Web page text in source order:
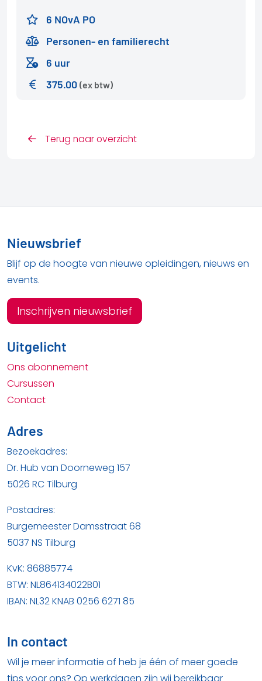
6 NOvA PO
Personen- en familierecht
6 uur
375.00 (ex btw)
Terug naar overzicht
Nieuwsbrief
Blijf op de hoogte van nieuwe opleidingen, nieuws en
events.
Inschrijven nieuwsbrief
Uitgelicht
Ons abonnement
Cursussen
Contact
Adres
Bezoekadres:
Dr. Hub van Doorneweg 157
5026 RC Tilburg
Postadres:
Burgemeester Damsstraat 68
5037 NS Tilburg
KvK: 86885774
BTW: NL864134022B01
IBAN: NL32 KNAB 0256 6271 85
In contact
Wil je meer informatie of heb je één of meer goede
tips voor ons? Op werkdagen zijn wij bereikbaar